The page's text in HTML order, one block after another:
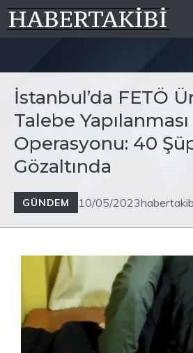
İçeriğe
atla
İstanbul’da FETÖ
Talebe Yapılanması
Operasyonu: 40
Gözaltında
GÜNDEM 10/05/2023